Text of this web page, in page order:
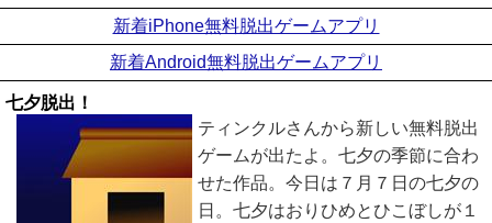
新着iPhone無料脱出ゲームアプリ
新着Android無料脱出ゲームアプリ
七夕脱出！
ティンクルさんから新しい無料脱出
ゲームが出たよ。七夕の季節に合わ
せた作品。今日は７月７日の七夕の
日。七夕はおりひめとひこぼしが１